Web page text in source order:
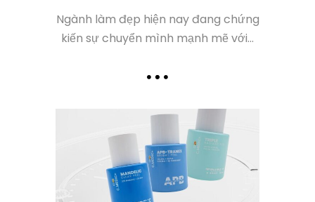
Ngành làm đẹp hiện nay đang chứng
kiến sự chuyển mình mạnh mẽ với...